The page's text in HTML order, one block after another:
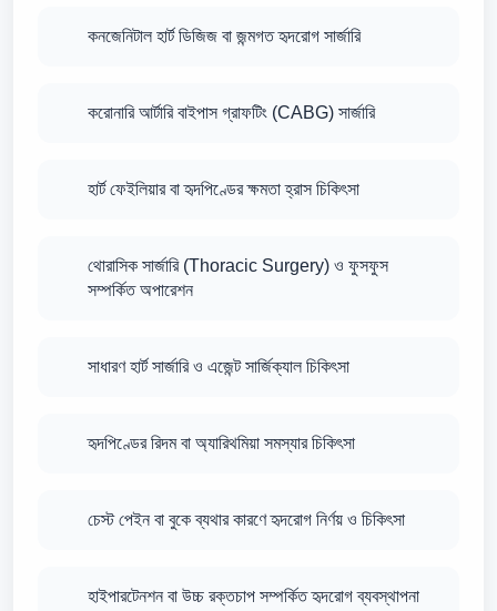
কনজেনিটাল হার্ট ডিজিজ বা জন্মগত হৃদরোগ সার্জারি
করোনারি আর্টারি বাইপাস গ্রাফটিং (CABG) সার্জারি
হার্ট ফেইলিয়ার বা হৃদপিণ্ডের ক্ষমতা হ্রাস চিকিৎসা
থোরাসিক সার্জারি (Thoracic Surgery) ও ফুসফুস
সম্পর্কিত অপারেশন
সাধারণ হার্ট সার্জারি ও এজেন্ট সার্জিক্যাল চিকিৎসা
হৃদপিণ্ডের রিদম বা অ্যারিথমিয়া সমস্যার চিকিৎসা
চেস্ট পেইন বা বুকে ব্যথার কারণে হৃদরোগ নির্ণয় ও চিকিৎসা
হাইপারটেনশন বা উচ্চ রক্তচাপ সম্পর্কিত হৃদরোগ ব্যবস্থাপনা